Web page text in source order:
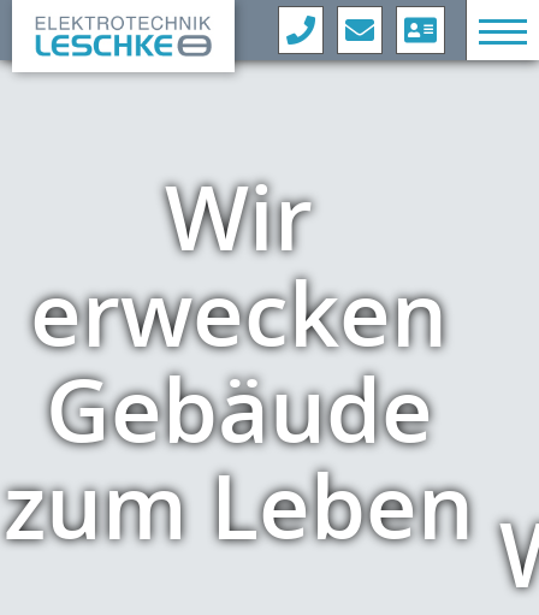
Elektrotechnik Leschke
info@leschke-berlin.de
+49 (0) 30 4747 5727
Kontakt speichern
Bei uns
kommt
Strom
aus dem